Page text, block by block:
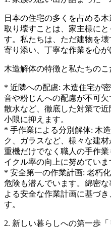
日本の住宅の多くを占める
取り壊すことは、家主様に
す。私たちは、ただ建物を
寄り添い、丁寧な作業を心が
木造解体の特徴と私たちのこ
* 近隣への配慮: 木造住宅が
音や粉じんへの配慮が不可
散水など、徹底した対策で
小限に抑えます。
* 手作業による分別解体: 木
ク、ガラスなど、様々な建
重機だけでなく職人の手作
イクル率の向上に努めていま
* 安全第一の作業計画: 老朽
危険も潜んでいます。綿密
よる安全な作業計画に基づ
す。
2. 新しい暮らしへの第一歩